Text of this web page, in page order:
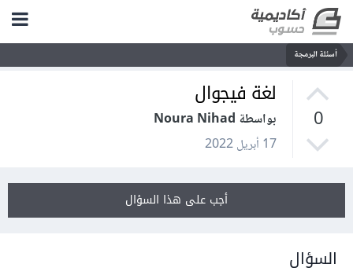
أسئلة البرمجة
0
لغة فيجوال
بواسطة Noura Nihad
17 أبريل 2022
أجب على هذا السؤال
السؤال